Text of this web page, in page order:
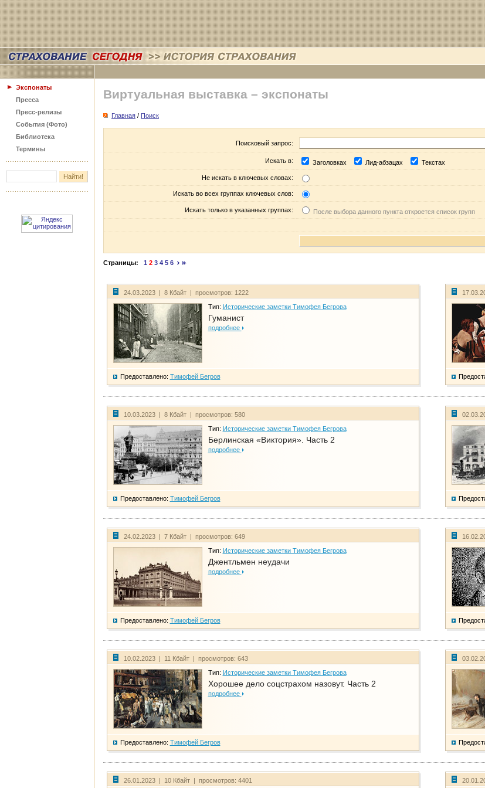
Экспонаты
Пресса
Пресс-релизы
События (Фото)
Библиотека
Термины
Виртуальная выставка – экспонаты
Главная / Поиск
Поисковый запрос:
Искать в: Заголовках Лид-абзацах Текстах
Не искать в ключевых словах:
Искать во всех группах ключевых слов:
Искать только в указанных группах: После выбора данного пункта откроется список групп
Страницы: 1 2 3 4 5 6
24.03.2023 | 8 Кбайт | просмотров: 1222
Тип: Исторические заметки Тимофея Бегрова
Гуманист
подробнее
Предоставлено: Тимофей Бегров
10.03.2023 | 8 Кбайт | просмотров: 580
Тип: Исторические заметки Тимофея Бегрова
Берлинская «Виктория». Часть 2
подробнее
Предоставлено: Тимофей Бегров
24.02.2023 | 7 Кбайт | просмотров: 649
Тип: Исторические заметки Тимофея Бегрова
Джентльмен неудачи
подробнее
Предоставлено: Тимофей Бегров
10.02.2023 | 11 Кбайт | просмотров: 643
Тип: Исторические заметки Тимофея Бегрова
Хорошее дело соцстрахом назовут. Часть 2
подробнее
Предоставлено: Тимофей Бегров
26.01.2023 | 10 Кбайт | просмотров: 4401